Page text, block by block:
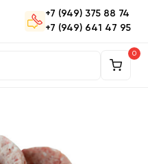
+7 (949) 375 88 74
+7 (949) 641 47 95
0